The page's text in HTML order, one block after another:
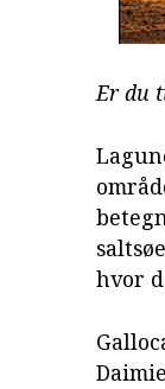
Er du
hvor